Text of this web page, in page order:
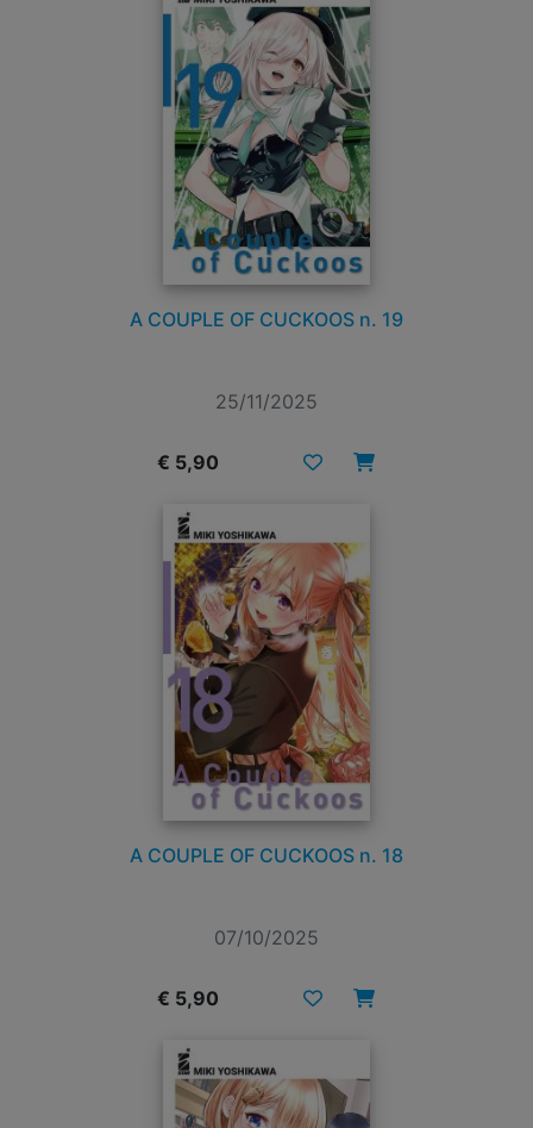
A COUPLE OF CUCKOOS n. 19
25/11/2025
€ 5,90
A COUPLE OF CUCKOOS n. 18
07/10/2025
€ 5,90